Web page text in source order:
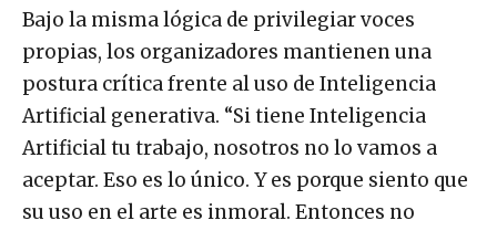
Bajo la misma lógica de privilegiar voces
propias, los organizadores mantienen una
postura crítica frente al uso de Inteligencia
Artificial generativa. “Si tiene Inteligencia
Artificial tu trabajo, nosotros no lo vamos a
aceptar. Eso es lo único. Y es porque siento que
su uso en el arte es inmoral. Entonces no